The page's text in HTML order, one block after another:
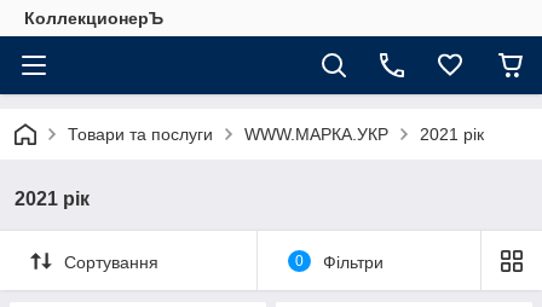
КоллекционерЪ
Товари та послуги WWW.МАРКА.УКР 2021 рік
2021 рік
Сортування 0 Фільтри